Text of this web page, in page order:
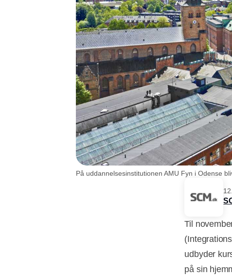
På uddannelsesinstitutionen AMU Fyn i Odense
Til
udbyder
på sin